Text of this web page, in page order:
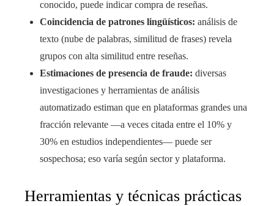
conocido, puede indicar compra de reseñas.
Coincidencia de patrones lingüísticos: análisis de
texto (nube de palabras, similitud de frases) revela
grupos con alta similitud entre reseñas.
Estimaciones de presencia de fraude: diversas
investigaciones y herramientas de análisis
automatizado estiman que en plataformas grandes una
fracción relevante —a veces citada entre el 10% y
30% en estudios independientes— puede ser
sospechosa; eso varía según sector y plataforma.
Herramientas y técnicas prácticas